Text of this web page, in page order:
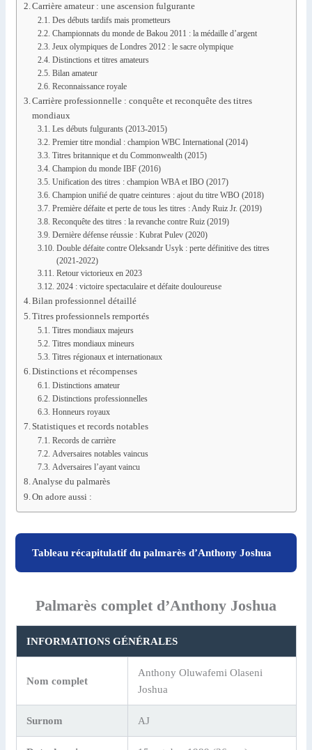
Carrière amateur : une ascension fulgurante
Des débuts tardifs mais prometteurs
Championnats du monde de Bakou 2011 : la médaille d’argent
Jeux olympiques de Londres 2012 : le sacre olympique
Distinctions et titres amateurs
Bilan amateur
Reconnaissance royale
Carrière professionnelle : conquête et reconquête des titres
mondiaux
Les débuts fulgurants (2013-2015)
Premier titre mondial : champion WBC International (2014)
Titres britannique et du Commonwealth (2015)
Champion du monde IBF (2016)
Unification des titres : champion WBA et IBO (2017)
Champion unifié de quatre ceintures : ajout du titre WBO (2018)
Première défaite et perte de tous les titres : Andy Ruiz Jr. (2019)
Reconquête des titres : la revanche contre Ruiz (2019)
Dernière défense réussie : Kubrat Pulev (2020)
Double défaite contre Oleksandr Usyk : perte définitive des titres
(2021-2022)
Retour victorieux en 2023
2024 : victoire spectaculaire et défaite douloureuse
Bilan professionnel détaillé
Titres professionnels remportés
Titres mondiaux majeurs
Titres mondiaux mineurs
Titres régionaux et internationaux
Distinctions et récompenses
Distinctions amateur
Distinctions professionnelles
Honneurs royaux
Statistiques et records notables
Records de carrière
Adversaires notables vaincus
Adversaires l’ayant vaincu
Analyse du palmarès
On adore aussi :
Tableau récapitulatif du palmarès d’Anthony Joshua
Palmarès complet d’Anthony Joshua
INFORMATIONS GÉNÉRALES
Nom complet
Anthony Oluwafemi Olaseni
Joshua
Surnom AJ